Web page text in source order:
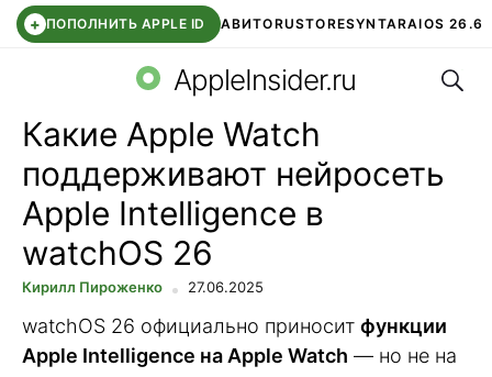
+ ПОПОЛНИТЬ APPLE ID АВИТОRUSTORESYNTARAIOS 26.6
СБЕР КИДС ЧАТ ROBLOXВТБ ОНЛАЙН
AppleInsider.ru
Какие Apple Watch
поддерживают нейросеть
Apple Intelligence в
watchOS 26
Кирилл Пироженко 27.06.2025
watchOS 26 официально приносит функции
Apple Intelligence на Apple Watch — но не на